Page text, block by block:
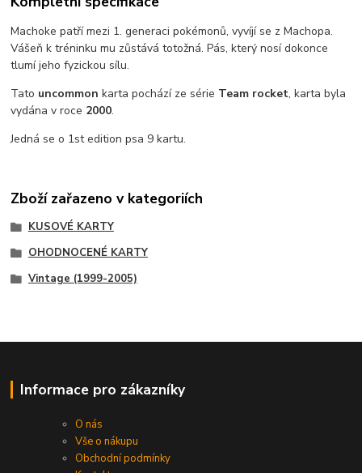
Machoke patří mezi 1. generaci pokémonů, vyvíjí se z Machopa.
Vášeň k tréninku mu zůstává totožná. Pás, který nosí dokonce
tlumí jeho fyzickou sílu.
Tato uncommon karta pochází ze série Team rocket, karta byla
vydána v roce 2000.
Jedná se o 1st edition psa 9 kartu.
Zboží zařazeno v kategoriích
KUSOVÉ KARTY
OHODNOCENÉ KARTY
Vintage (1999-2005)
Informace pro zákazníky
O nás
Vše o nákupu
Obchodní podmínky